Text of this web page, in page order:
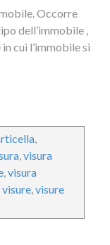
Occorre
dell’immobile ,
cui l’immobile si
,
,visura
,visura
visure,visure